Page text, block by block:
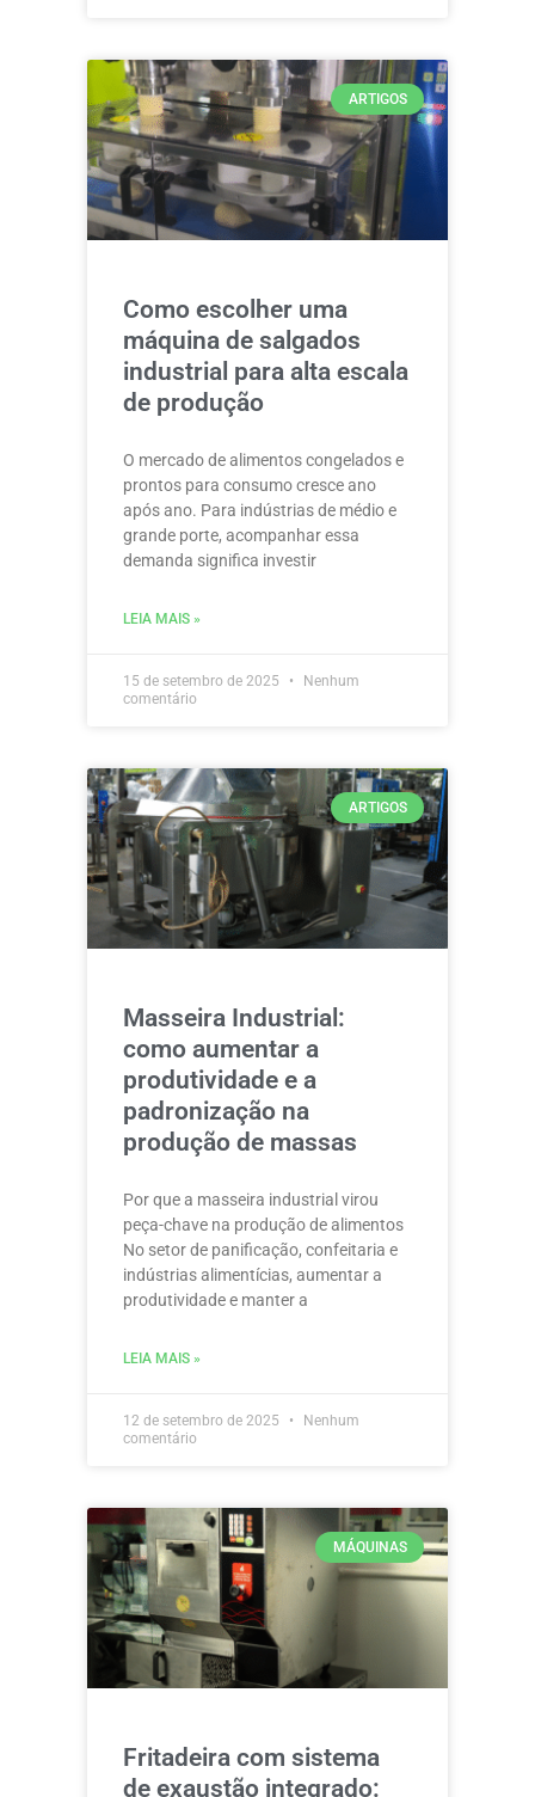
ARTIGOS
Como escolher uma
máquina de salgados
industrial para alta escala
de produção
O mercado de alimentos congelados e
prontos para consumo cresce ano
após ano. Para indústrias de médio e
grande porte, acompanhar essa
demanda significa investir
LEIA MAIS »
15 de setembro de 2025
Nenhum
comentário
ARTIGOS
Masseira Industrial:
como aumentar a
produtividade e a
padronização na
produção de massas
Por que a masseira industrial virou
peça-chave na produção de alimentos
No setor de panificação, confeitaria e
indústrias alimentícias, aumentar a
produtividade e manter a
LEIA MAIS »
12 de setembro de 2025
Nenhum
comentário
MÁQUINAS
Fritadeira com sistema
de exaustão integrado: